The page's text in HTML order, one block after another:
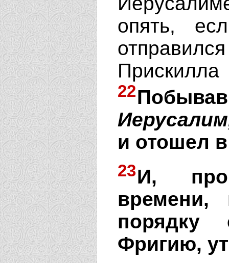
опять,
22
и отошел
23И,
порядку
Фригию,